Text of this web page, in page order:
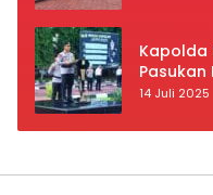
Kapolda
Pasukan
14 Juli 2025